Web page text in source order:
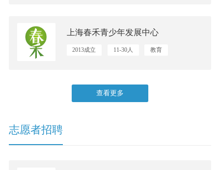
上海春禾青少年发展中心
2013成立 11-30人 教育
查看更多
志愿者招聘